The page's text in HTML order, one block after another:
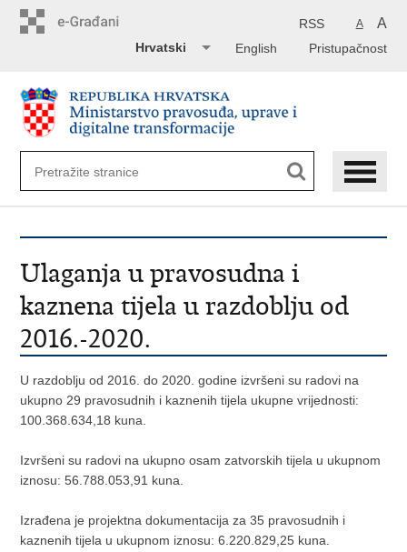
A A
RSS
Pristupačnost
English
Hrvatski
Ulaganja u pravosudna i
kaznena tijela u razdoblju od
2016.-2020.
U razdoblju od 2016. do 2020. godine izvršeni su radovi na
ukupno 29 pravosudnih i kaznenih tijela ukupne vrijednosti:
100.368.634,18 kuna.
Izvršeni su radovi na ukupno osam zatvorskih tijela u ukupnom
iznosu: 56.788.053,91 kuna.
Izrađena je projektna dokumentacija za 35 pravosudnih i
kaznenih tijela u ukupnom iznosu: 6.220.829,25 kuna.